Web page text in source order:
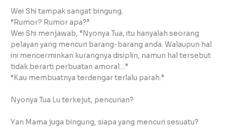
Wei Shi tampak sangat bingung.
“Rumor? Rumor apa?”
Wei Shi menjawab, “Nyonya Tua, itu hanyalah seorang
pelayan yang mencuri barang-barang anda. Walaupun hal
ini mencerminkan kurangnya disiplin, namun hal tersebut
tidak berarti perbuatan amoral…”
“Kau membuatnya terdengar terlalu parah.”
Nyonya Tua Lu terkejut, pencurian?
Yan Mama juga bingung, siapa yang mencuri sesuatu?